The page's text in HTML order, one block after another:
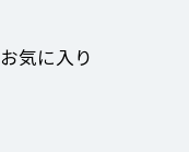
お気に入り